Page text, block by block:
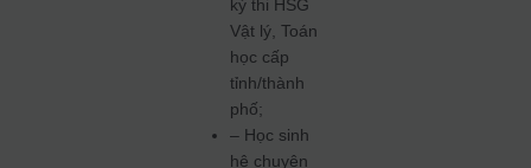
kỳ thi HSG
Vật lý, Toán
học cấp
tỉnh/thành
phố;
– Học sinh
hệ chuyên